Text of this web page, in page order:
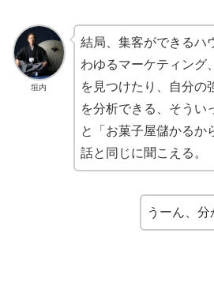
垣内
結局、集客ができるハ
わゆるマーケティング
を見つけたり、自分の
を分析できる、そうい
と「お菓子屋儲かるか
話と同じに聞こえる。
うーん、